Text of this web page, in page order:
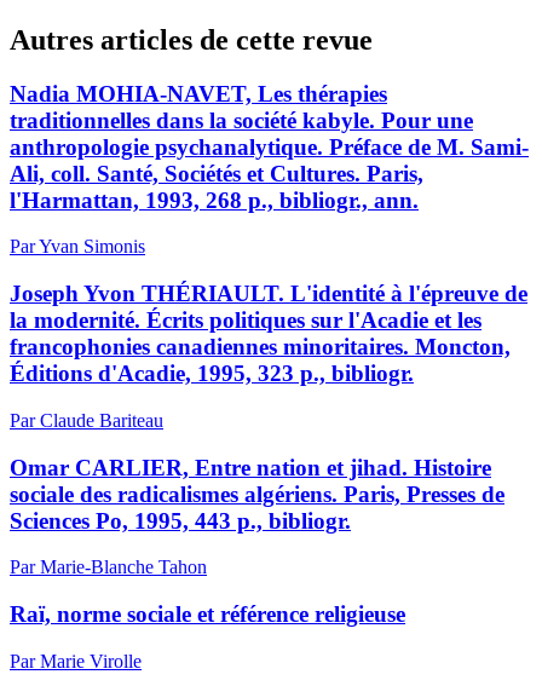
Autres articles de cette revue
Nadia MOHIA-NAVET, Les thérapies
traditionnelles dans la société kabyle. Pour une
anthropologie psychanalytique. Préface de M. Sami-
Ali, coll. Santé, Sociétés et Cultures. Paris,
l'Harmattan, 1993, 268 p., bibliogr., ann.
Par Yvan Simonis
Joseph Yvon THÉRIAULT. L'identité à l'épreuve de
la modernité. Écrits politiques sur l'Acadie et les
francophonies canadiennes minoritaires. Moncton,
Éditions d'Acadie, 1995, 323 p., bibliogr.
Par Claude Bariteau
Omar CARLIER, Entre nation et jihad. Histoire
sociale des radicalismes algériens. Paris, Presses de
Sciences Po, 1995, 443 p., bibliogr.
Par Marie-Blanche Tahon
Raï, norme sociale et référence religieuse
Par Marie Virolle